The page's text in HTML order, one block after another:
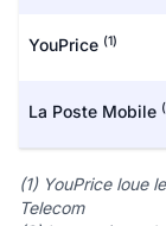
YouPrice (1)
La Poste Mobile
(1) YouPrice loue
Telecom